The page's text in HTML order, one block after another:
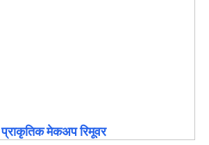
प्राकृतिक मेकअप रिमूवर